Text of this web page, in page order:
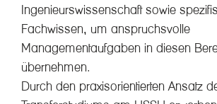
Ingenieurswissenschaft sowie
Fachwissen, um anspruchsvolle
Managementaufgaben in diesen
übernehmen.
Durch den praxisorientierten Ansatz